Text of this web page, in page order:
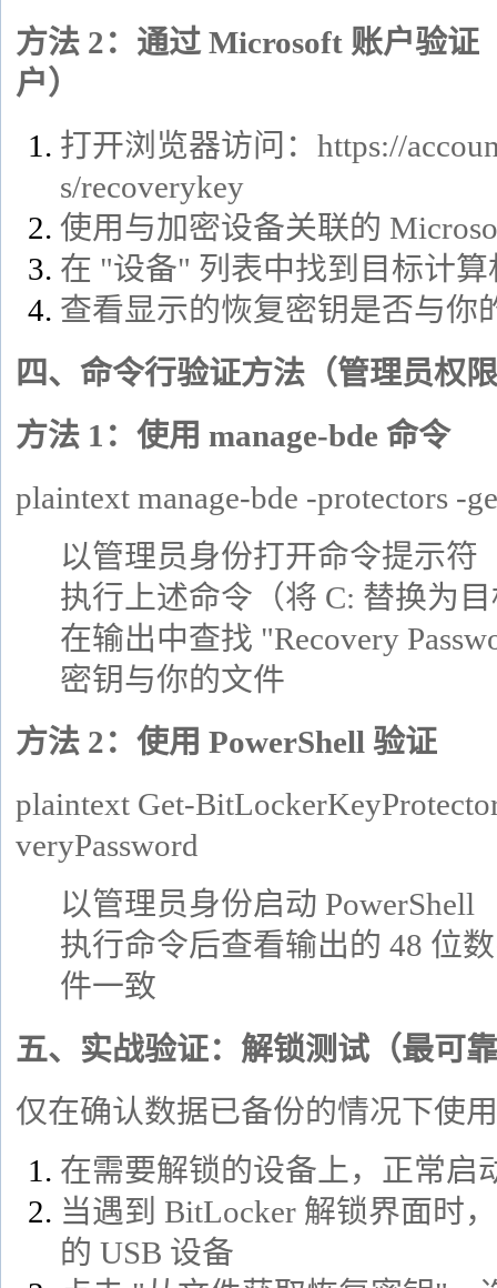
方法 2：通过 Microsoft 账户验证
户）
打开浏览器访问： https://
s/recoverykey
使用与加密设备关联的
在 "设备" 列表中找到目标计算
查看显示的恢复密钥是否与你
四、命令行验证方法（管理员权
方法 1：使用 manage-bde 命令
plaintext manage-bde -protectors -
以管理员身份打开命令提示符
执行上述命令（将 C: 替换为
在输出中查找 "Recovery
密钥与你的文件
方法 2：使用 PowerShell 验证
plaintext Get-
veryPassword
以管理员身份启动 PowerShell
执行命令后查看输出的 48 位
件一致
五、实战验证：解锁测试（最可
仅在确认数据已备份的情况下使
在需要解锁的设备上，正常启
当遇到 BitLocker 解锁界面时
的 USB 设备